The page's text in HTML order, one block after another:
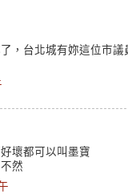
，台北城有妳這位市
壞都可以叫墨寶
然